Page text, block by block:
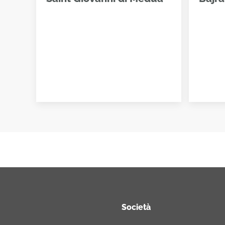
Società